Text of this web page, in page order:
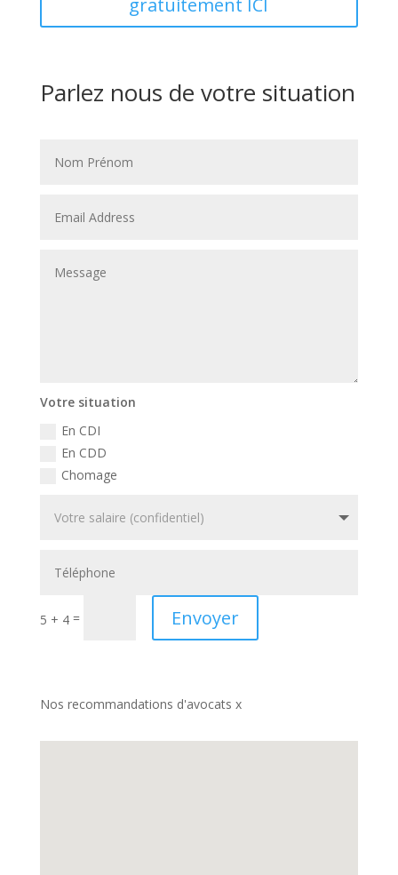
gratuitement ICI
Parlez nous de votre situation
Votre situation
En CDI
En CDD
Chomage
5 + 4= Envoyer
Nos recommandations d'avocats x